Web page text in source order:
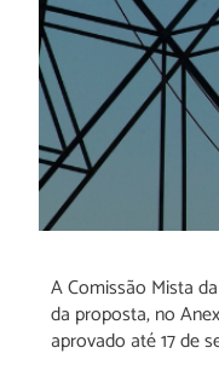
A Comissão Mista
da proposta, no
aprovado até 17 de